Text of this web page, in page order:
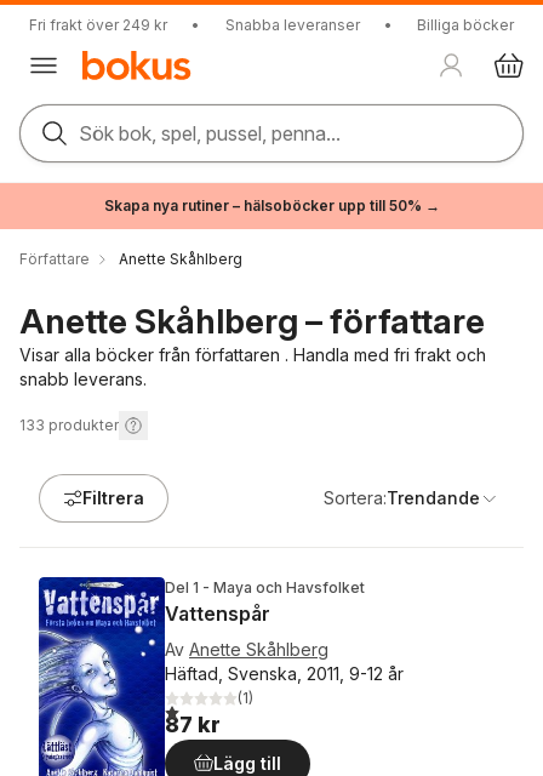
Fri frakt över 249 kr • Snabba leveranser • Billiga böcker
Sök bok, spel, pussel, penna...
Skapa nya rutiner – hälsoböcker upp till 50% →
Författare Anette Skåhlberg
Anette Skåhlberg – författare
Visar alla böcker från författaren . Handla med fri frakt och
snabb leverans.
133 produkter
Filtrera Sortera:Trendande
Del 1 - Maya och Havsfolket
Vattenspår
Av Anette Skåhlberg
Häftad, Svenska, 2011, 9-12 år
1,0utav 5 stjärnor. Totalt antal röster:
(1)
87 kr
Lägg till